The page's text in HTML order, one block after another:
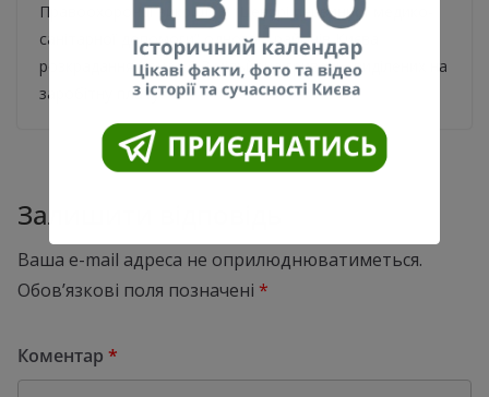
Правоохоронці викрили у “Центрі первинної медико-
санітарної допомоги” одного з районів Києва
розкрадання понад 6,3 мільйона гривень, виділених на
заробітну плату
Залишити відповідь
Ваша e-mail адреса не оприлюднюватиметься.
Обов’язкові поля позначені *
Коментар *